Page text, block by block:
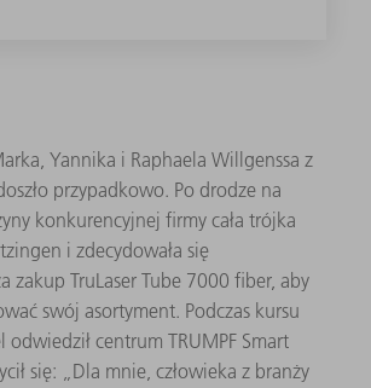
Yannika i Raphaela Willgenssa z
przypadkowo. Po drodze na
konkurencyjnej firmy cała trójka
i zdecydowała się
zakup TruLaser Tube 7000 fiber, aby
swój asortyment. Podczas kursu
odwiedził centrum TRUMPF Smart
się: „Dla mnie, człowieka z branży